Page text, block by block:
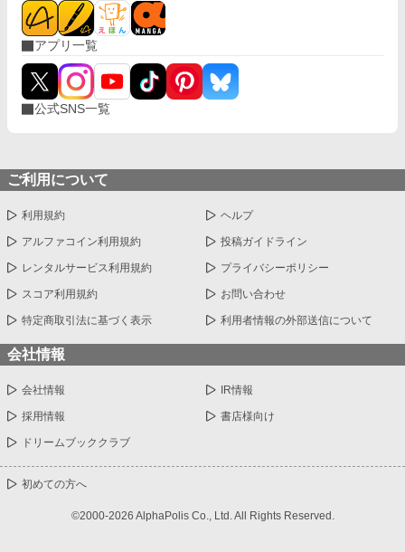
再び近づいていく。だが、そんなおりにサイラスの偽の恋人を名
乗りでた令嬢たちが、次々と襲われる事件も起き始めて……！？
※他のサイトにも掲載しています。 毎日更新です。
アプリ一覧
公式SNS一覧
ご利用について
利用規約 ヘルプ
アルファコイン利用規約 投稿ガイドライン
レンタルサービス利用規約 プライバシーポリシー
スコア利用規約 お問い合わせ
特定商取引法に基づく表示 利用者情報の外部送信について
会社情報
会社情報 IR情報
採用情報 書店様向け
ドリームブッククラブ
初めての方へ
©2000-2026 AlphaPolis Co., Ltd. All Rights Reserved.